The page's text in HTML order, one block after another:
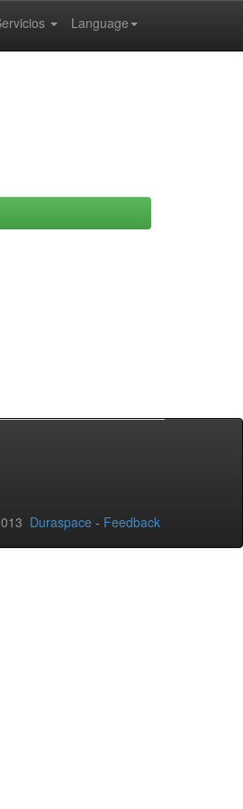
Language
Duraspace - Feedback